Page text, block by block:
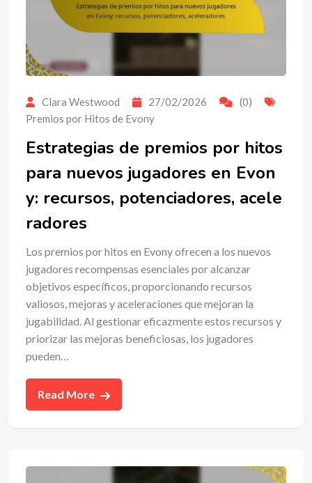
Clara Westwood 27/02/2026
(0)
Premios por Hitos de Evony
Estrategias de premios por hitos
para nuevos jugadores en Evon
y: recursos, potenciadores, acele
radores
Los premios por hitos en Evony ofrecen a los nuevos
jugadores recompensas esenciales por alcanzar
objetivos específicos, proporcionando recursos
valiosos, mejoras y aceleraciones que mejoran la
jugabilidad. Al gestionar eficazmente estos recursos y
priorizar las mejoras beneficiosas, los jugadores
pueden…
Read More